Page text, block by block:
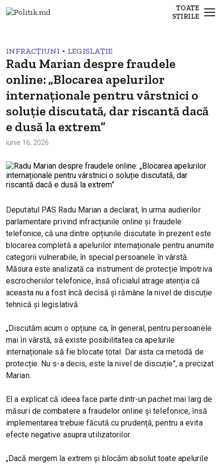
TOATE
STIRILE
INFRACȚIUNI • LEGISLAȚIE
Radu Marian despre fraudele
online: „Blocarea apelurilor
internaționale pentru vârstnici o
soluție discutată, dar riscantă dacă
e dusă la extrem”
iunie 16, 2026
Deputatul PAS Radu Marian a declarat, în urma audierilor
parlamentare privind infracțiunile online și fraudele
telefonice, că una dintre opțiunile discutate în prezent este
blocarea completă a apelurilor internaționale pentru anumite
categorii vulnerabile, în special persoanele în vârstă.
Măsura este analizată ca instrument de protecție împotriva
escrocheriilor telefonice, însă oficialul atrage atenția că
aceasta nu a fost încă decisă și rămâne la nivel de discuție
tehnică și legislativă.
„Discutăm acum o opțiune ca, în general, pentru persoanele
mai în vârstă, să existe posibilitatea ca apelurile
internaționale să fie blocate total. Dar asta ca metodă de
protecție. Nu s-a decis, este la nivel de discuție”, a precizat
Marian.
El a explicat că ideea face parte dintr-un pachet mai larg de
măsuri de combatere a fraudelor online și telefonice, însă
implementarea trebuie făcută cu prudență, pentru a evita
efecte negative asupra utilizatorilor.
„Dacă mergem la extrem și blocăm absolut toate apelurile